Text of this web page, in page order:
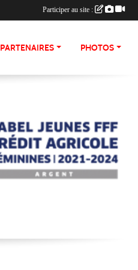
PARTENAIRES PHOTOS
Participer au site :